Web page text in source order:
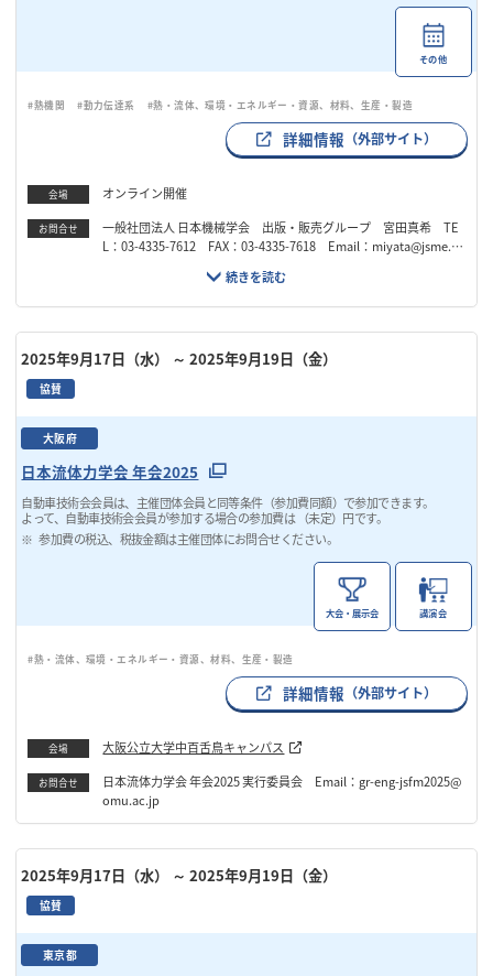
その他
#熱機関 #動力伝達系 #熱・流体、環境・エネルギー・資源、材料、生産・製造
詳細情報 （外部サイト）
会場 オンライン開催
お問合せ
一般社団法人 日本機械学会 出版・販売グループ 宮田真希 TE
L：03-4335-7612 FAX：03-4335-7618 Email：miyata@jsme.o
2025年9月17日（水） ～ 2025年9月19日（金）
協賛
大阪府
日本流体力学会 年会2025
自動車技術会会員は、主催団体会員と同等条件（参加費同額）で参加できます。
よって、自動車技術会会員が参加する場合の参加費は （未定）円です。
参加費の税込、税抜金額は主催団体にお問合せください。
大会・展示会 講演会
#熱・流体、環境・エネルギー・資源、材料、生産・製造
詳細情報 （外部サイト）
会場 大阪公立大学中百舌鳥キャンパス
お問合せ
日本流体力学会 年会2025 実行委員会 Email：gr-eng-jsfm2025@
omu.ac.jp
2025年9月17日（水） ～ 2025年9月19日（金）
協賛
東京都